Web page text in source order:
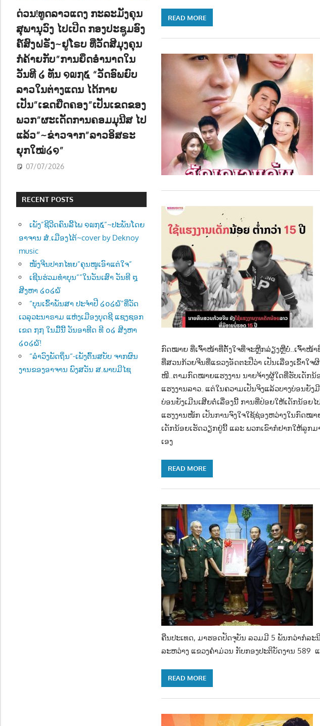
READ MORE
ກົດໝາຍ ທີ່ເຈົ້າໜ້າທີ່ຕັ້ງໃຈທີ່ຈະຫຼີກລ່ຽງຫຼືບໍ່..ເຈົ້າໜ້າ
ທີ່ສວນກ້ວຍຈີນທີ່ແຂວງອັດຕະປືວ່າ ເປັນເລື່ອງເຂົ້າໃ
ໜີ..ຕາມກົດໝາຍແຮງງານ ນາຍຈ້າງຜູ້ໃດທີ່ຮັບເດັກ
ແຮງງານລາວ. ແຕ່ໃນຄວາມເປັນຈິງແລ້ວບາງບ່ອນ
ບ່ອນຍັງເມີນເສີຍຕໍ່ເລື່ອງນີ້ ການທີ່ປ່ອຍໃຫ້ເດັກນ້ອ
ແຮງງານໜັກ ເປັນການຈົງໃຈໃຊ້ຊ່ອງຫວ່າງໃນກົດໝ
ເດັກນ້ອຍເຮັດວຽກຢູ່ນີ້ ແລະ ພວກເຂົາກໍຢາກໃຫ້ລູກມ
ເອງ
READ MORE
ຄືນປະເທດ, ມາຮອດປັດຈຸບັນ ລວມມີ 5 ພັນກວ່າກໍລະ
ລະຫວ່າງ ແຂວງຄໍາມ່ວນ ກັບກອງປະຕິບັດງານ
READ MORE
ດ່ວນ!ທູດລາວແດງ ກະລະມັງຄຸນ
ສຸພານຸວົງ ໄປເປີດ ກອງປະຊູມອົງ
ຄ໌ສົງຝຣັ່ງ~ຢູໂຣບ ທີ່ວັດສີມຸງຄຸນ
ກໍຄ້າຍກັບ”ການຍຶດອຳນາດໃນ
ວັນທີ ໒ ທັນ ໑໙໗໕ “ວັດອົພຍົບ
ລາວໃນຕ່າງແດນ ໄດ້ກາຍ
ເປັນ”ເຂດຍືດຄອງ”ເປັນເຂດຂອງ
ພວກ”ຜະເດັດການຄອມມຸນີສ ໄປ
ແລ້ວ”~ຂ່າວຈາກ”ລາວອິສຣະ
ຍຸກໃໝ່໒໑”
07/07/2026
RECENT POSTS
ເພັງ”ຊີວີດຄົນລີ້ໄພ ໑໙໗໕”~ປະພັນໂດຍ
ອາຈານ ສໍ.ເມືອງໄຕ້~cover by Deknoy
music
ໜັງຈີນປາກໄທຍ”ຄຸນໜູເອົາແຕ່ໃຈ”
ເຊີນຮ່ວມທຳບຸນ””ໃນວັນເສົາ ວັນທີ ໘
ສີງຫາ ໒໐໒໖
“ບຸນເຂົ້າພັນສາ ປະຈຳປີ ໒໐໒໖”ທີ່ວັດ
ເວລຸວະນາຣາມ ແຫ່ງເມືອງບຸດຊີ ແຊງຊອກ
ເຂດ ໗໗ ໃນມື້ນີ້ ວັນອາທີດ ທີ ໐໒ ສີງຫາ
໒໐໒໖!
“ລຳວົງພັດຖິ່ນ“-ເພັງຕົ້ນສບັບ ຈາກຜົນ
ງານຂອງອາຈານ ພົງສວັນ ສ.ພາບມີໄຊ